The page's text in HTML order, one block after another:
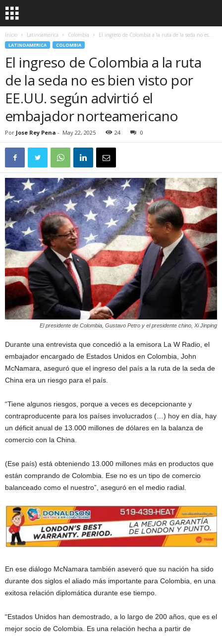
Inicio Latinoamerica Colombia El ingreso de Colombia a la ruta de la seda no es...
LATINOAMERICA COLOMBIA
El ingreso de Colombia a la ruta
de la seda no es bien visto por
EE.UU. según advirtió el
embajador norteamericano
Por Jose Rey Pena - May 22, 2025 24 0
El presidente de Colombia, Gustavo Petro y el presidente chino, Xi Jinping
Durante una entrevista que concedió a la emisora La W Radio, el
embajador encargado de Estados Unidos en Colombia, John
McNamara, aseguró que el ingreso del país a la ruta de la seda de
China era un riesgo para el país.
“Tiene algunos riesgos, porque a veces es decepcionante y
contraproducente para los países involucrados (…) hoy en día, hay
un déficit anual de 13.000 millones de dólares en la balanza de
comercio con la China.
(Ese país) está obteniendo 13.000 millones más en productos que
están comprando de Colombia. Ese no es un tipo de comercio
balanceado como el nuestro”, aseguró en el medio radial.
En ese diálogo McNamara también aseveró que su nación ha sido
durante dos siglos el aliado más importante para Colombia, en una
exitosa relación diplomática durante ese tiempo.
“Estados Unidos han demostrado, a lo largo de 200 años, que es el
mejor socio de Colombia. Es una relación hecha a partir de